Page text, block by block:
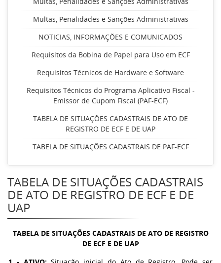
Multas, Penalidades e Sanções Administrativas
NOTICIAS, INFORMAÇÕES E COMUNICADOS
Requisitos da Bobina de Papel para Uso em ECF
Requisitos Técnicos de Hardware e Software
Requisitos Técnicos do Programa Aplicativo Fiscal -
Emissor de Cupom Fiscal (PAF-ECF)
TABELA DE SITUAÇÕES CADASTRAIS DE ATO DE
REGISTRO DE ECF E DE UAP
TABELA DE SITUAÇÕES CADASTRAIS DE PAF-ECF
TABELA DE SITUAÇÕES CADASTRAIS
DE ATO DE REGISTRO DE ECF E DE
UAP
TABELA DE SITUAÇÕES CADASTRAIS DE ATO DE REGISTRO
DE ECF E DE UAP